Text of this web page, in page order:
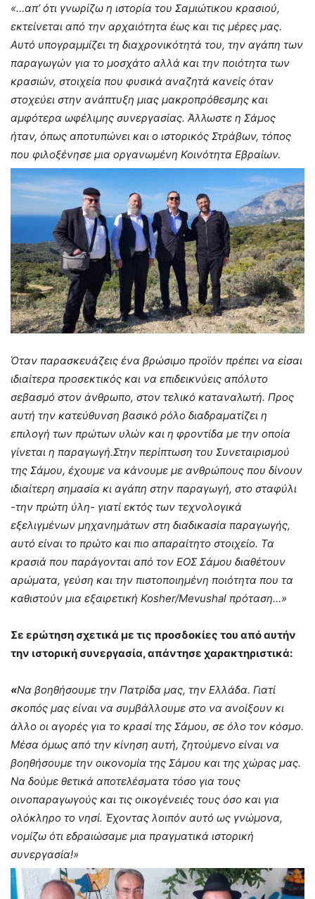
«…απ’ ότι γνωρίζω η ιστορία του Σαμιώτικου κρασιού,
εκτείνεται από την αρχαιότητα έως και τις μέρες μας.
Αυτό υπογραμμίζει τη διαχρονικότητά του, την αγάπη των
παραγωγών για το μοσχάτο αλλά και την ποιότητα των
κρασιών, στοιχεία που φυσικά αναζητά κανείς όταν
στοχεύει στην ανάπτυξη μιας μακροπρόθεσμης και
αμφότερα ωφέλιμης συνεργασίας. Άλλωστε η Σάμος
ήταν, όπως αποτυπώνει και ο ιστορικός Στράβων, τόπος
που φιλοξένησε μια οργανωμένη Κοινότητα Εβραίων.
Όταν παρασκευάζεις ένα βρώσιμο προϊόν πρέπει να είσαι
ιδιαίτερα προσεκτικός και να επιδεικνύεις απόλυτο
σεβασμό στον άνθρωπο, στον τελικό καταναλωτή. Προς
αυτή την κατεύθυνση βασικό ρόλο διαδραματίζει η
επιλογή των πρώτων υλών και η φροντίδα με την οποία
γίνεται η παραγωγή.Στην περίπτωση του Συνεταιρισμού
της Σάμου, έχουμε να κάνουμε με ανθρώπους που δίνουν
ιδιαίτερη σημασία κι αγάπη στην παραγωγή, στο σταφύλι
-την πρώτη ύλη- γιατί εκτός των τεχνολογικά
εξελιγμένων μηχανημάτων στη διαδικασία παραγωγής,
αυτό είναι το πρώτο και πιο απαραίτητο στοιχείο. Τα
κρασιά που παράγονται από τον ΕΟΣ Σάμου διαθέτουν
αρώματα, γεύση και την πιστοποιημένη ποιότητα που τα
καθιστούν μια εξαιρετική Kosher/Mevushal πρόταση…»
Σε ερώτηση σχετικά με τις προσδοκίες του από αυτήν
την ιστορική συνεργασία, απάντησε χαρακτηριστικά:
«Να βοηθήσουμε την Πατρίδα μας, την Ελλάδα. Γιατί
σκοπός μας είναι να συμβάλλουμε στο να ανοίξουν κι
άλλο οι αγορές για το κρασί της Σάμου, σε όλο τον κόσμο.
Μέσα όμως από την κίνηση αυτή, ζητούμενο είναι να
βοηθήσουμε την οικονομία της Σάμου και της χώρας μας.
Να δούμε θετικά αποτελέσματα τόσο για τους
οινοπαραγωγούς και τις οικογένειές τους όσο και για
ολόκληρο το νησί. Έχοντας λοιπόν αυτό ως γνώμονα,
νομίζω ότι εδραιώσαμε μια πραγματικά ιστορική
συνεργασία!»